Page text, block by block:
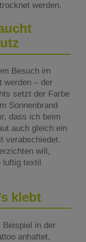
werden.
Besuch im
werden – der
setzt der Farbe
Sonnenbrand
dass ich beim
auch gleich ein
verabschiedet.
will,
luftig textil
klebt
Beispiel in der
anhaftet,